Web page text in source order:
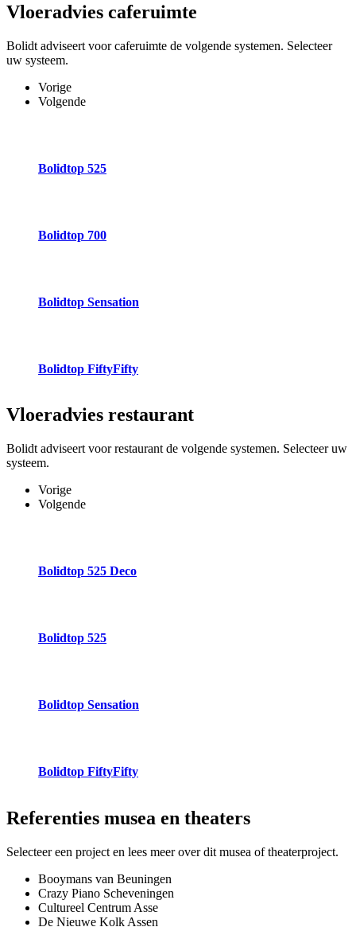
Vloeradvies caferuimte
Bolidt adviseert voor caferuimte de volgende systemen. Selecteer
uw systeem.
Vorige
Volgende
Bolidtop 525
Bolidtop 700
Bolidtop Sensation
Bolidtop FiftyFifty
Vloeradvies restaurant
Bolidt adviseert voor restaurant de volgende systemen. Selecteer uw
systeem.
Vorige
Volgende
Bolidtop 525 Deco
Bolidtop 525
Bolidtop Sensation
Bolidtop FiftyFifty
Referenties musea en theaters
Selecteer een project en lees meer over dit musea of theaterproject.
Booymans van Beuningen
Crazy Piano Scheveningen
Cultureel Centrum Asse
De Nieuwe Kolk Assen